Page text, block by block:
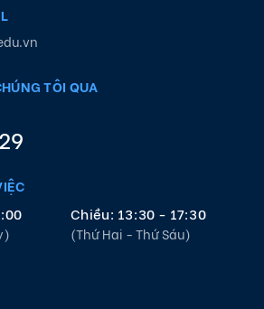
TÔI QUA
Chiều: 13:30 - 17:30
(Thứ Hai - Thứ Sáu)